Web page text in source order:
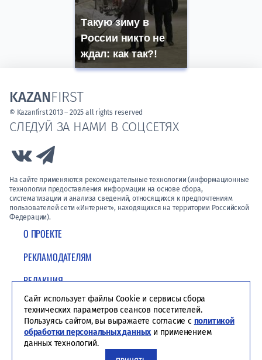
Такую зиму в
России никто не
ждал: как так?!
О ПРОЕКТЕ
РЕКЛАМОДАТЕЛЯМ
РЕДАКЦИЯ
ПОЛИТИКА КОНФИДЕНЦИАЛЬНОСТИ
СЛЕДУЙ ЗА НАМИ В СОЦСЕТЯХ
Link to Vk
На сайте применяются рекомендательные технологии (информационные
технологии предоставления информации на основе сбора,
систематизации и анализа сведений, относящихся к предпочтениям
пользователей сети «Интернет», находящихся на территории Российской
Федерации).
KAZANFIRST
© Kazanfirst 2013 – 2025 all rights reserved
Сайт использует файлы Cookie и сервисы сбора
технических параметров сеансов посетителей.
Пользуясь сайтом, вы выражаете согласие с политикой
обработки персональных данных и применением
данных технологий.